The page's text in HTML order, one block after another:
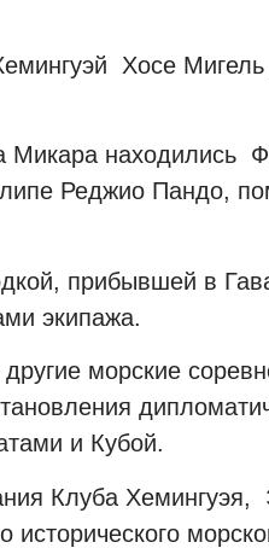
Хосе
Микара находились
Реджио Пандо,
прибывшей в
экипажа.
морские
и Кубой.
Клуба Хемингуэя,
исторического